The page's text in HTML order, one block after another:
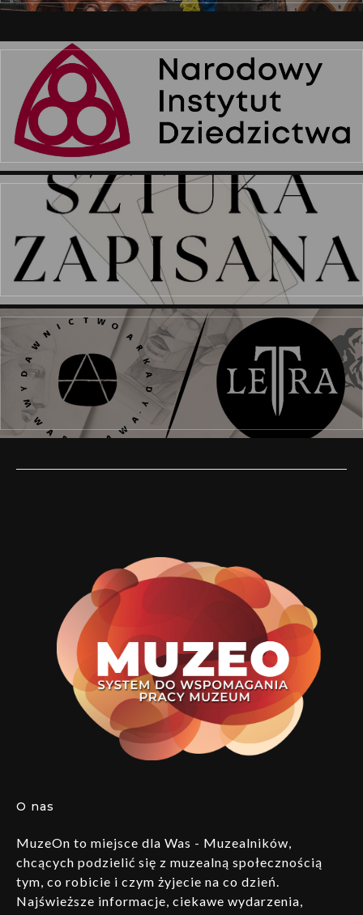
O nas
MuzeOn to miejsce dla Was - Muzealników,
chcących podzielić się z muzealną społecznością
tym, co robicie i czym żyjecie na co dzień.
Najświeższe informacje, ciekawe wydarzenia,